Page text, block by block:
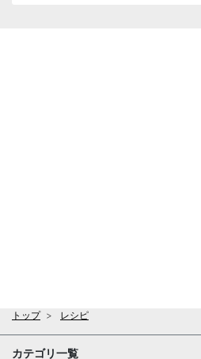
トップ レシピ
カテゴリ一覧